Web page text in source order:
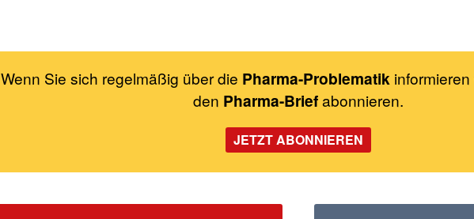
Wenn Sie sich regelmäßig über die Pharma-Problematik
den Pharma-Briefabonnieren.
JETZT ABONNIEREN